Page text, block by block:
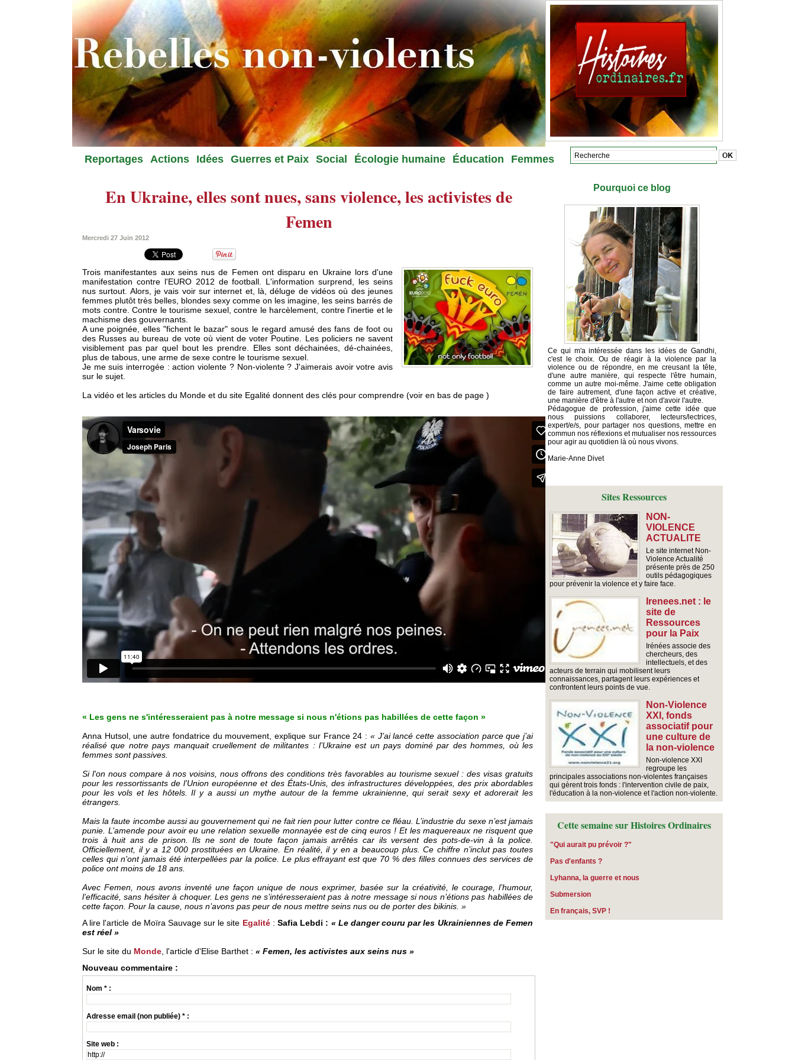
Reportages Actions Idées Guerres et Paix Social Écologie humaine Éducation Femmes
En Ukraine, elles sont nues, sans violence, les activistes de
Femen
Mercredi 27 Juin 2012
Trois manifestantes aux seins nus de Femen ont disparu en Ukraine lors d'une
manifestation contre l'EURO 2012 de football. L'information surprend, les seins
nus surtout. Alors, je vais voir sur internet et, là, déluge de vidéos où des jeunes
femmes plutôt très belles, blondes sexy comme on les imagine, les seins barrés de
mots contre. Contre le tourisme sexuel, contre le harcèlement, contre l'inertie et le
machisme des gouvernants.
A une poignée, elles "fichent le bazar" sous le regard amusé des fans de foot ou
des Russes au bureau de vote où vient de voter Poutine. Les policiers ne savent
visiblement pas par quel bout les prendre. Elles sont déchainées, dé-chainées,
plus de tabous, une arme de sexe contre le tourisme sexuel.
Je me suis interrogée : action violente ? Non-violente ? J'aimerais avoir votre avis
sur le sujet.
La vidéo et les articles du Monde et du site Egalité donnent des clés pour comprendre (voir en bas de page )
« Les gens ne s'intéresseraient pas à notre message si nous n'étions pas habillées de cette façon »
Anna Hutsol, une autre fondatrice du mouvement, explique sur France 24 : « J’ai lancé cette association parce que j’ai
réalisé que notre pays manquait cruellement de militantes : l’Ukraine est un pays dominé par des hommes, où les
femmes sont passives.
Si l'on nous compare à nos voisins, nous offrons des conditions très favorables au tourisme sexuel : des visas gratuits
pour les ressortissants de l’Union européenne et des États-Unis, des infrastructures développées, des prix abordables
pour les vols et les hôtels. Il y a aussi un mythe autour de la femme ukrainienne, qui serait sexy et adorerait les
étrangers.
Mais la faute incombe aussi au gouvernement qui ne fait rien pour lutter contre ce fléau. L’industrie du sexe n’est jamais
punie. L’amende pour avoir eu une relation sexuelle monnayée est de cinq euros ! Et les maquereaux ne risquent que
trois à huit ans de prison. Ils ne sont de toute façon jamais arrêtés car ils versent des pots-de-vin à la police.
Officiellement, il y a 12 000 prostituées en Ukraine. En réalité, il y en a beaucoup plus. Ce chiffre n’inclut pas toutes
celles qui n'ont jamais été interpellées par la police. Le plus effrayant est que 70 % des filles connues des services de
police ont moins de 18 ans.
Avec Femen, nous avons inventé une façon unique de nous exprimer, basée sur la créativité, le courage, l’humour,
l’efficacité, sans hésiter à choquer. Les gens ne s’intéresseraient pas à notre message si nous n’étions pas habillées de
cette façon. Pour la cause, nous n’avons pas peur de nous mettre seins nus ou de porter des bikinis. »
A lire l'article de Moïra Sauvage sur le site Egalité:Safia Lebdi : « Le danger couru par les Ukrainiennes de Femen
est réel »
Sur le site du Monde , l'article d'Elise Barthet : « Femen, les activistes aux seins nus »
Nouveau commentaire :
Nom * :
Adresse email (non publiée) * :
Site web :
Pourquoi ce blog
Ce qui m'a intéressée dans les idées de Gandhi,
c'est le choix. Ou de réagir à la violence par la
violence ou de répondre, en me creusant la tête,
d'une autre manière, qui respecte l'être humain,
comme un autre moi-même. J'aime cette obligation
de faire autrement, d'une façon active et créative,
une manière d'être à l'autre et non d'avoir l'autre.
Pédagogue de profession, j'aime cette idée que
nous puissions collaborer, lecteurs/lectrices,
expert/e/s, pour partager nos questions, mettre en
commun nos réflexions et mutualiser nos ressources
pour agir au quotidien là où nous vivons.
Marie-Anne Divet
Sites Ressources
NON-
VIOLENCE
ACTUALITE
Le site internet Non-
Violence Actualité
présente près de 250
outils pédagogiques
pour prévenir la violence et y faire face.
Irenees.net : le
site de
Ressources
pour la Paix
Irénées associe des
chercheurs, des
intellectuels, et des
acteurs de terrain qui mobilisent leurs
connaissances, partagent leurs expériences et
confrontent leurs points de vue.
Non-Violence
XXI, fonds
associatif pour
une culture de
la non-violence
Non-violence XXI
regroupe les
principales associations non-violentes françaises
qui gèrent trois fonds : l'intervention civile de paix,
l'éducation à la non-violence et l'action non-violente.
Cette semaine sur Histoires Ordinaires
"Qui aurait pu prévoir ?"
Pas d'enfants ?
​Lyhanna, la guerre et nous
Submersion
En français, SVP !